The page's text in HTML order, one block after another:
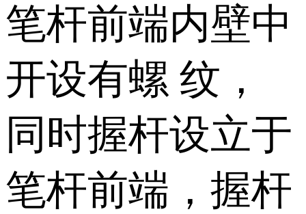
笔杆前端内壁中
开设有螺 纹，
同时握杆设立于
笔杆前端，握杆